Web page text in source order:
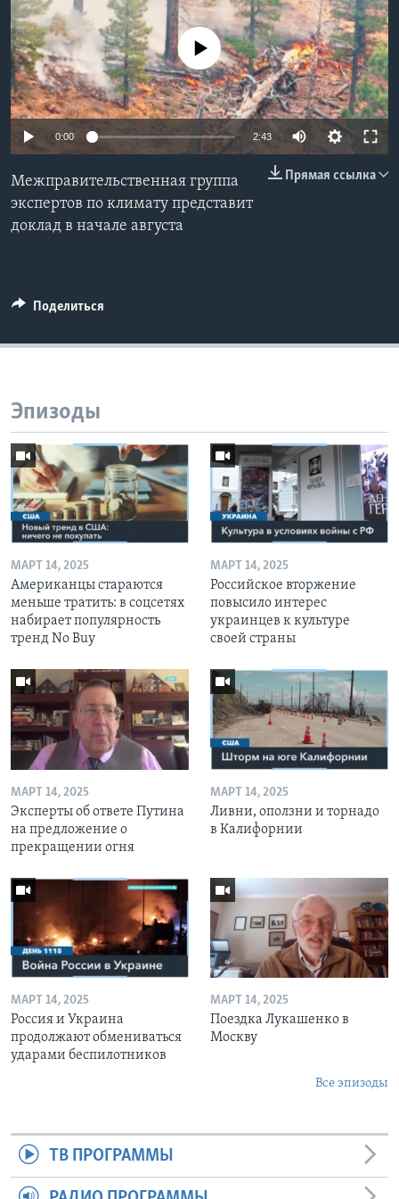
Learning English
СОЦИАЛЬНЫЕ СЕТИ
No media source currently available
0:00 2:43
Прямая ссылка
Межправительственная группа
экспертов по климату представит
доклад в начале августа
Поделиться
Эпизоды
МАРТ 14, 2025
Американцы стараются
меньше тратить: в соцсетях
набирает популярность
тренд No Buy
МАРТ 14, 2025
Российское вторжение
повысило интерес
украинцев к культуре
своей страны
МАРТ 14, 2025
Эксперты об ответе Путина
на предложение о
прекращении огня
МАРТ 14, 2025
Ливни, оползни и торнадо
в Калифорнии
МАРТ 14, 2025
Россия и Украина
продолжают обмениваться
ударами беспилотников
МАРТ 14, 2025
Поездка Лукашенко в
Москву
Все эпизоды
ТВ ПРОГРАММЫ